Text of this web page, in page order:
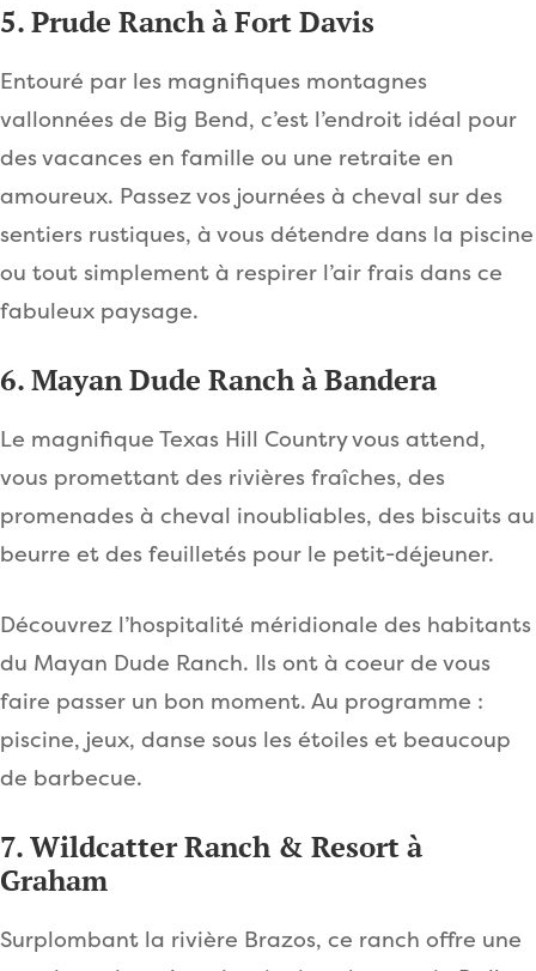
5. Prude Ranch à Fort Davis
Entouré par les magnifiques montagnes
vallonnées de Big Bend, c’est l’endroit idéal pour
des vacances en famille ou une retraite en
amoureux. Passez vos journées à cheval sur des
sentiers rustiques, à vous détendre dans la piscine
ou tout simplement à respirer l’air frais dans ce
fabuleux paysage.
6. Mayan Dude Ranch à Bandera
Le magnifique Texas Hill Country vous attend,
vous promettant des rivières fraîches, des
promenades à cheval inoubliables, des biscuits au
beurre et des feuilletés pour le petit-déjeuner.
Découvrez l’hospitalité méridionale des habitants
du Mayan Dude Ranch. Ils ont à coeur de vous
faire passer un bon moment. Au programme :
piscine, jeux, danse sous les étoiles et beaucoup
de barbecue.
7. Wildcatter Ranch & Resort à
Graham
Surplombant la rivière Brazos, ce ranch offre une